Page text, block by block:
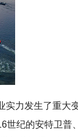
实力发生了重大
世纪的安特卫普